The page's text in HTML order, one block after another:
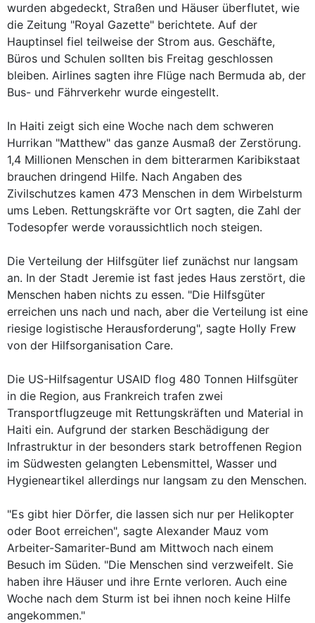
wurden abgedeckt, Straßen und Häuser überflutet, wie
die Zeitung "Royal Gazette" berichtete. Auf der
Hauptinsel fiel teilweise der Strom aus. Geschäfte,
Büros und Schulen sollten bis Freitag geschlossen
bleiben. Airlines sagten ihre Flüge nach Bermuda ab, der
Bus- und Fährverkehr wurde eingestellt.
In Haiti zeigt sich eine Woche nach dem schweren
Hurrikan "Matthew" das ganze Ausmaß der Zerstörung.
1,4 Millionen Menschen in dem bitterarmen Karibikstaat
brauchen dringend Hilfe. Nach Angaben des
Zivilschutzes kamen 473 Menschen in dem Wirbelsturm
ums Leben. Rettungskräfte vor Ort sagten, die Zahl der
Todesopfer werde voraussichtlich noch steigen.
Die Verteilung der Hilfsgüter lief zunächst nur langsam
an. In der Stadt Jeremie ist fast jedes Haus zerstört, die
Menschen haben nichts zu essen. "Die Hilfsgüter
erreichen uns nach und nach, aber die Verteilung ist eine
riesige logistische Herausforderung", sagte Holly Frew
von der Hilfsorganisation Care.
Die US-Hilfsagentur USAID flog 480 Tonnen Hilfsgüter
in die Region, aus Frankreich trafen zwei
Transportflugzeuge mit Rettungskräften und Material in
Haiti ein. Aufgrund der starken Beschädigung der
Infrastruktur in der besonders stark betroffenen Region
im Südwesten gelangten Lebensmittel, Wasser und
Hygieneartikel allerdings nur langsam zu den Menschen.
"Es gibt hier Dörfer, die lassen sich nur per Helikopter
oder Boot erreichen", sagte Alexander Mauz vom
Arbeiter-Samariter-Bund am Mittwoch nach einem
Besuch im Süden. "Die Menschen sind verzweifelt. Sie
haben ihre Häuser und ihre Ernte verloren. Auch eine
Woche nach dem Sturm ist bei ihnen noch keine Hilfe
angekommen."